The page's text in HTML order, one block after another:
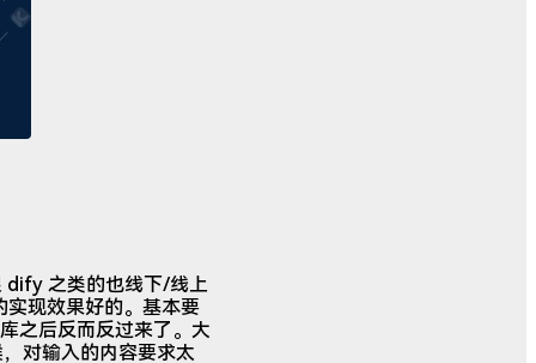
dify 之类的也线下/线上
实现效果好的。基本要
之后反而反过来了。大
对输入的内容要求太